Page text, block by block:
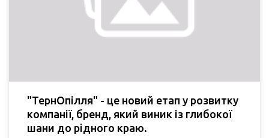
"ТернОпілля" - це новий етап у розвитку
компанії, бренд, який виник із глибокої
шани до рідного краю.